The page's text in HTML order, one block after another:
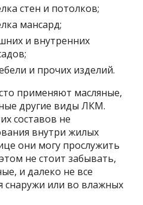
стен и потолков;
мансард;
и внутренних
и прочих изделий.
применяют масляные,
другие виды ЛКМ.
составов не
внутри жилых
они могу прослужить
не стоит забывать,
и далеко не все
снаружи или во влажных